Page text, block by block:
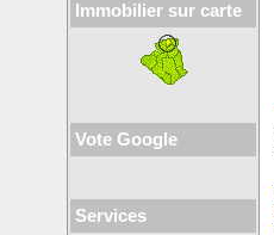
Immobilier sur carte
Vote Google
Services